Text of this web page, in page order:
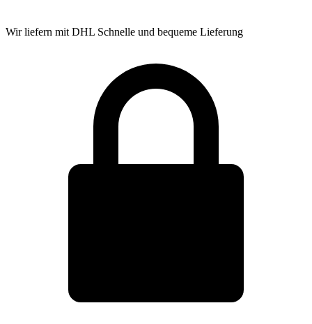
Wir liefern mit DHL Schnelle und bequeme Lieferung